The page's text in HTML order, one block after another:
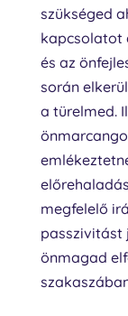
szükséged
kapcsolatot
és az
során
a türelmed.
megfelelő
passzivitást
önmagad